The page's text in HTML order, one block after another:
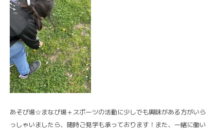
あそび場☆まなび場＋スポーツの活動に少しでも興味がある方がいら
っしゃいましたら、随時ご見学も承っております！また、一緒に働い